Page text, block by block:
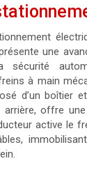
une
sécurité
à main
d’un boîtier
offre une
active le